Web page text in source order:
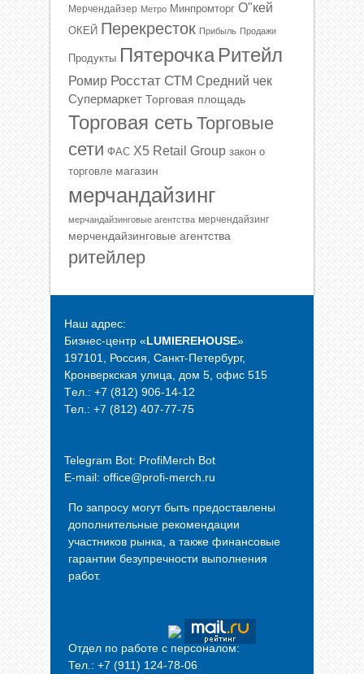
Мерчендайзер Метро Минпромторг О"кей
ОКЕЙ Перекресток Прибыль Продажи
Продукты Пятерочка Ритейл
Ромир Росстат СТМ Средний чек
Супермаркет Торговая площадь
Торговая сеть Торговые
сети ФАС Х5 Retail Group закон о
торговле магазин
мерчандайзинг
мерчандайзинговые агентства мерчендайзинг
мерчендайзинговые агентства
ритейлер
Наш адрес:
Бизнес-центр «LUMIEREHOUSE»
197101, Россия, Санкт-Петербург,
Кронверкская улица, дом 5, офис 515
Tел.: +7 (812) 906-14-12
Тел.: +7 (812) 407-77-75
Telegram Bot: ProfiMerch Bot
E-mail: office@profi-merch.ru
По запросу могут быть предоставлены
дополнительные рекомендации
участников рынка, а также финансовые
гарантии безупречности выполнения
работ.
Отдел по работе с персоналом:
Тел.: +7 (911) 124-78-06